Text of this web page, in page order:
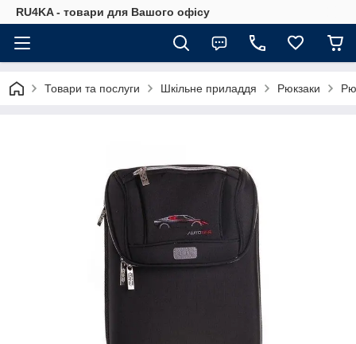
RU4KA - товари для Вашого офісу
Товари та послуги Шкільне приладдя Рюкзаки